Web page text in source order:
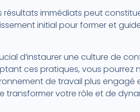
résultats immédiats peut
initial pour former et
d’instaurer une culture de
ces pratiques, vous pourrez
de travail plus engagé
transformer votre rôle et de